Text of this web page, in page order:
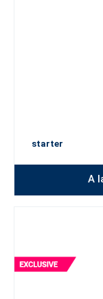
starter
A